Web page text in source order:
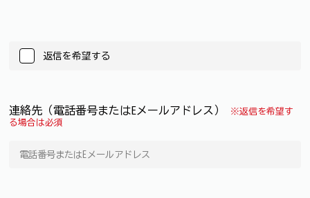
返信を希望する
連絡先（電話番号またはEメールアドレス）
※返信を希望す
る場合は必須